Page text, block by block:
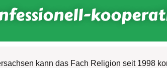
kann das Fach Religion seit 1998